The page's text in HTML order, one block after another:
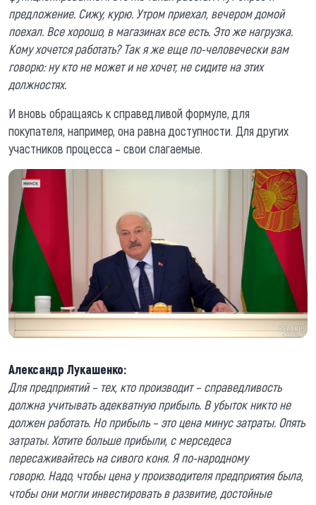
предложение. Сижу, курю. Утром приехал, вечером домой
поехал. Все хорошо, в магазинах все есть. Это же нагрузка.
Кому хочется работать? Так я же еще по-человечески вам
говорю: ну кто не может и не хочет, не сидите на этих
должностях.
И вновь обращаясь к справедливой формуле, для
покупателя, например, она равна доступности. Для других
участников процесса – свои слагаемые.
Александр Лукашенко:
Для предприятий – тех, кто производит – справедливость
должна учитывать адекватную прибыль. В убыток никто не
должен работать. Но прибыль – это цена минус затраты. Опять
затраты. Хотите больше прибыли, с мерседеса
пересаживайтесь на сивого коня. Я по-народному
говорю. Надо, чтобы цена у производителя предприятия была,
чтобы они могли инвестировать в развитие, достойные